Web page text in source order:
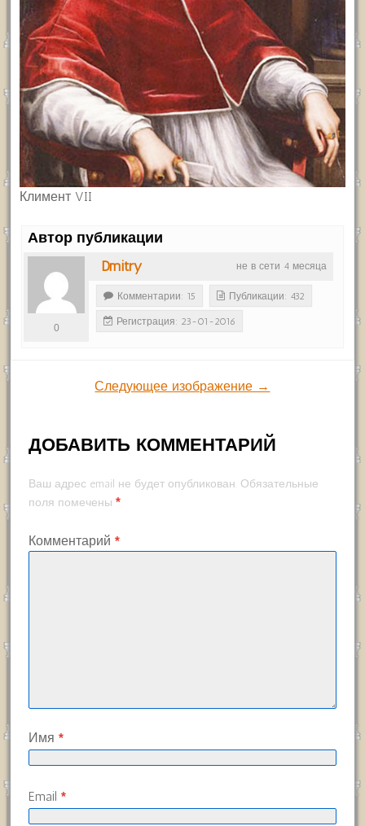
Климент VII
Автор публикации
не в сети 4 месяца
Dmitry
0
Комментарии: 15 Публикации: 432
Регистрация: 23-01-2016
Следующее изображение →
ДОБАВИТЬ КОММЕНТАРИЙ
Ваш адрес email не будет опубликован. Обязательные
поля помечены *
Комментарий *
Имя *
Email *